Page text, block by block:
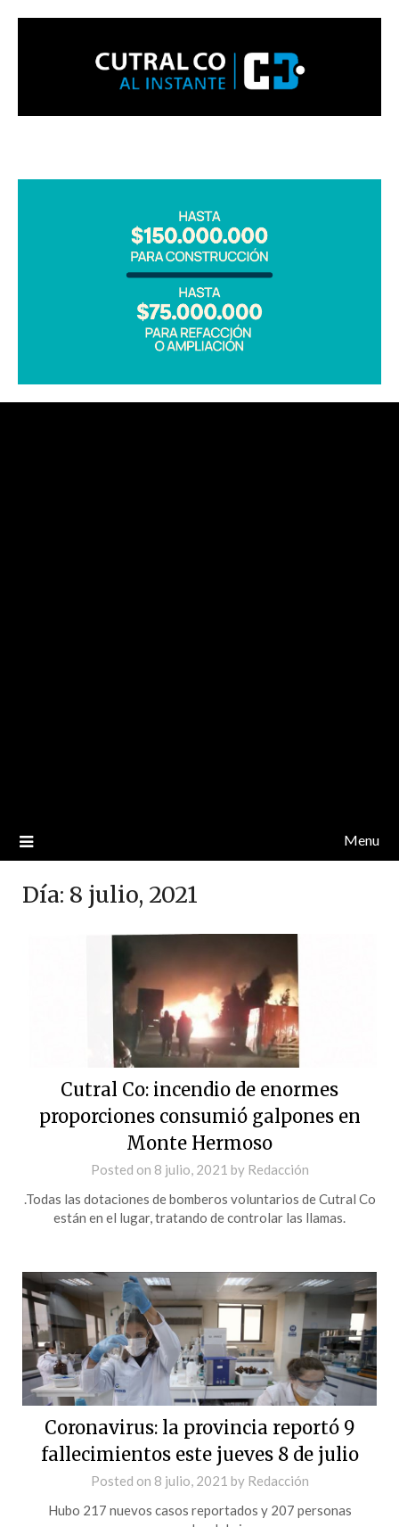
Menu
Día: 8 julio, 2021
Cutral Co: incendio de enormes
proporciones consumió galpones en
Monte Hermoso
Posted on 8 julio, 2021 by Redacción
.Todas las dotaciones de bomberos voluntarios de Cutral Co
están en el lugar, tratando de controlar las llamas.
Coronavirus: la provincia reportó 9
fallecimientos este jueves 8 de julio
Posted on 8 julio, 2021 by Redacción
Hubo 217 nuevos casos reportados y 207 personas